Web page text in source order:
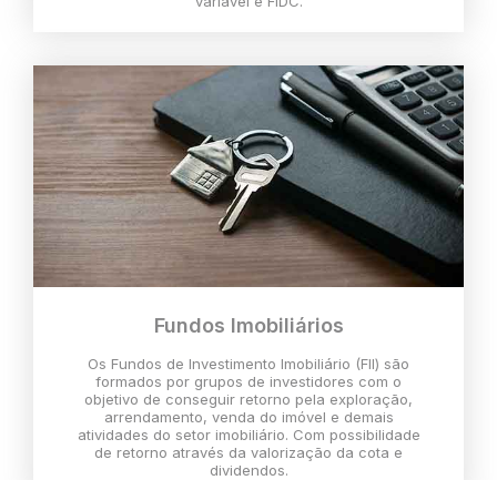
Fundos Imobiliários
Os Fundos de Investimento Imobiliário (FII) são
formados por grupos de investidores com o
objetivo de conseguir retorno pela exploração,
arrendamento, venda do imóvel e demais
atividades do setor imobiliário. Com possibilidade
de retorno através da valorização da cota e
dividendos.